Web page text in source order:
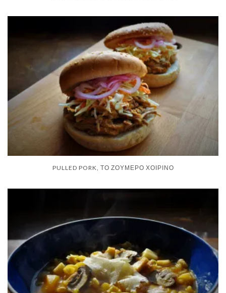
PULLED PORK, ΤΟ ΖΟΥΜΕΡΌ ΧΟΙΡΙΝΌ